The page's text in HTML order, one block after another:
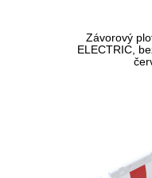
Závorový
ELECTRIC,